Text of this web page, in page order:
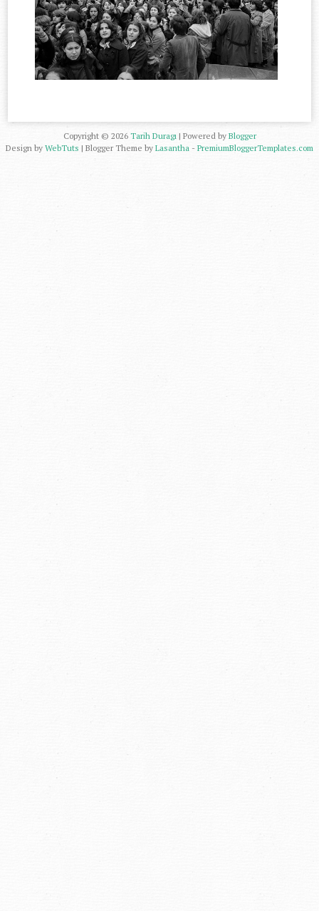
Copyright © 2026 Tarih Duragı| Powered by Blogger
Design by WebTuts | Blogger Theme by Lasantha - PremiumBloggerTemplates.com